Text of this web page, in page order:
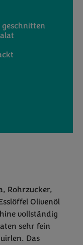
Rohrzucker,
Olivenöl
vollständig
sehr fein
Das